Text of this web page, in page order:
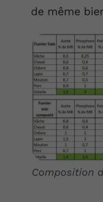
de même
Composition